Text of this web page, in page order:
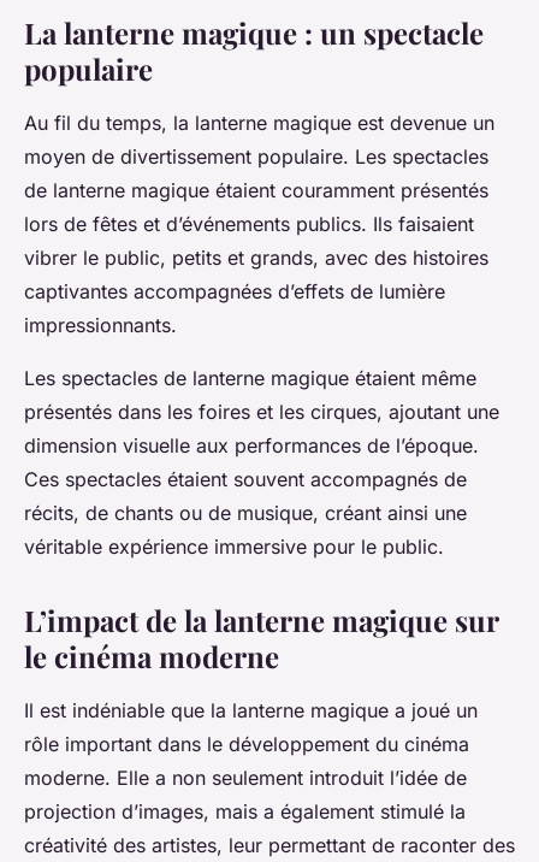
La lanterne magique : un spectacle
populaire
Au fil du temps, la lanterne magique est devenue un
moyen de divertissement populaire. Les spectacles
de lanterne magique étaient couramment présentés
lors de fêtes et d’événements publics. Ils faisaient
vibrer le public, petits et grands, avec des histoires
captivantes accompagnées d’effets de lumière
impressionnants.
Les spectacles de lanterne magique étaient même
présentés dans les foires et les cirques, ajoutant une
dimension visuelle aux performances de l’époque.
Ces spectacles étaient souvent accompagnés de
récits, de chants ou de musique, créant ainsi une
véritable expérience immersive pour le public.
L’impact de la lanterne magique sur
le cinéma moderne
Il est indéniable que la lanterne magique a joué un
rôle important dans le développement du cinéma
moderne. Elle a non seulement introduit l’idée de
projection d’images, mais a également stimulé la
créativité des artistes, leur permettant de raconter des